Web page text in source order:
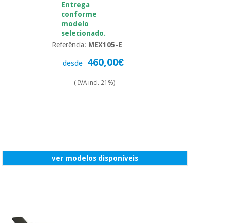
Entrega
conforme
modelo
selecionado.
Referência: MEX105-E
desde 460,00€
( IVA incl. 21%)
ver modelos disponíveis